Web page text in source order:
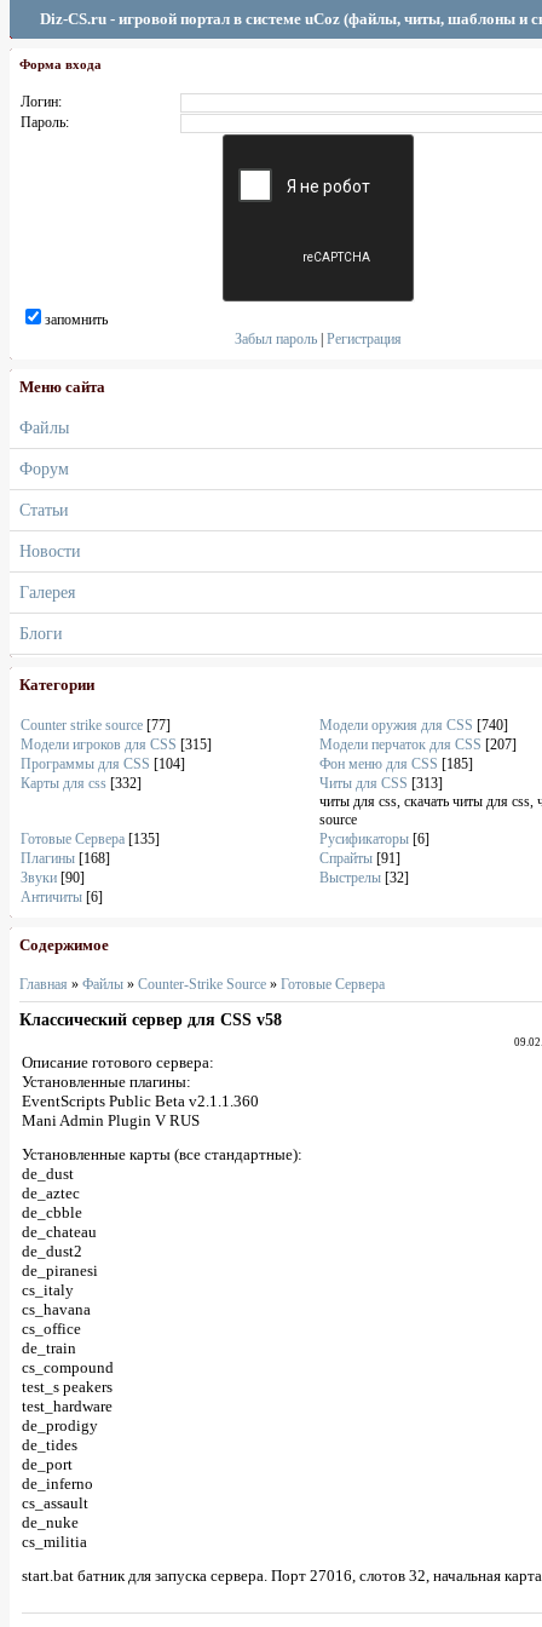
Diz-CS.ru - игровой портал в системе uCoz (файлы, читы, шаблоны и
Форма входа
Логин:
Пароль:
запомнить
Забыл пароль |Регистрация
Меню сайта
Файлы
Форум
Статьи
Новости
Галерея
Блоги
Категории
Counter strike source [77] Модели оружия для CSS [740]
Модели игроков для CSS [315] Модели перчаток для CSS [207]
Программы для CSS [104] Фон меню для CSS [185]
Карты для css [332] Читы для CSS [313]
читы для css, скачать читы для css,
source
Готовые Сервера [135] Русификаторы [6]
Плагины [168] Спрайты [91]
Звуки [90] Выстрелы [32]
Античиты [6]
Содержимое
Главная » Файлы » Counter-Strike Source » Готовые Сервера
Классический сервер для CSS v58
Описание готового сервера:
Установленные плагины:
EventScripts Public Beta v2.1.1.360
Mani Admin Plugin V RUS
Установленные карты (все стандартные):
de_dust
de_aztec
de_cbble
de_chateau
de_dust2
de_piranesi
cs_italy
cs_havana
cs_office
de_train
cs_compound
test_s peakers
test_hardware
de_prodigy
de_tides
de_port
de_inferno
cs_assault
de_nuke
cs_militia
start.bat батник для запуска сервера. Порт 27016, слотов 32, начальная